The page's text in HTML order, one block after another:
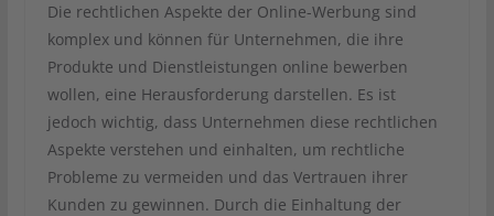
Die rechtlichen Aspekte der Online-Werbung sind
komplex und können für Unternehmen, die ihre
Produkte und Dienstleistungen online bewerben
wollen, eine Herausforderung darstellen. Es ist
jedoch wichtig, dass Unternehmen diese rechtlichen
Aspekte verstehen und einhalten, um rechtliche
Probleme zu vermeiden und das Vertrauen ihrer
Kunden zu gewinnen. Durch die Einhaltung der